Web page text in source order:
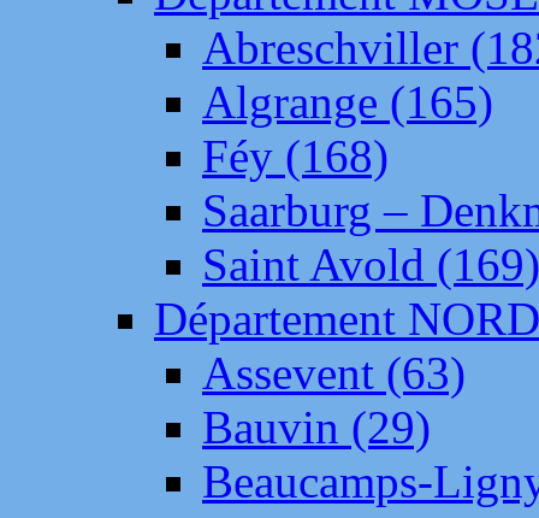
Abreschviller
Algrange (165)
Féy (168)
Saarburg –
Saint Avold (169)
Département NORD
Assevent (63)
Bauvin (29)
Beaucamps-